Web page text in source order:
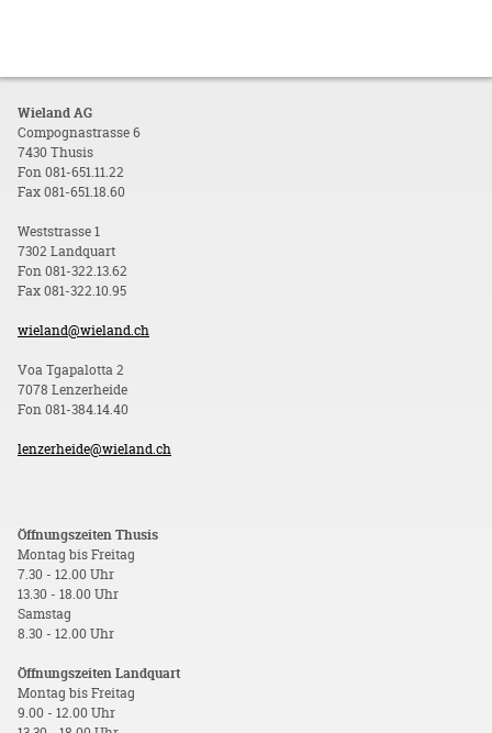
Wieland AG
Compognastrasse 6
7430 Thusis
Fon 081-651.11.22
Fax 081-651.18.60
Weststrasse 1
7302 Landquart
Fon 081-322.13.62
Fax 081-322.10.95
wieland@wieland.ch
Voa Tgapalotta 2
7078 Lenzerheide
Fon 081-384.14.40
lenzerheide@wieland.ch
Öffnungszeiten Thusis
Montag bis Freitag
7.30 - 12.00 Uhr
13.30 - 18.00 Uhr
Samstag
8.30 - 12.00 Uhr
Öffnungszeiten Landquart
Montag bis Freitag
9.00 - 12.00 Uhr